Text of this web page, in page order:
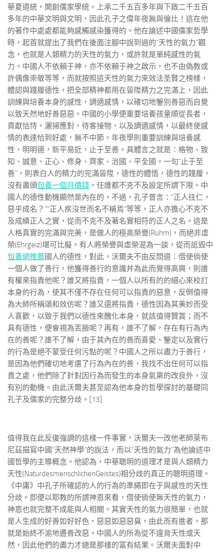
華夏道統，開創儒家學統，上承二千五百多年與下啟二千五百
多年的中華文明與文明，因此孔子之偉年夜無與倫比！這在他
的著作中處處都能夠感觸感染獲得的。他在論述中國儒家哲學
時，起首就提出了我們在後面注腳中說到過的“天性的氣力”觀
念，也就是人類精力的天性的氣力，或許就是單純感性的氣
力。中國人不依賴于神，亦不依賴于神之啟示，也不由偽教或
許偶像崇敬等等，而就按照這天性的氣力來效法圣賢之榜樣，
體認與踐履德性，把全部精神都用在晉陞精力之完滿上，因此
訓練與培養本身的感性，調適感情，以確切地鑒別善惡而自覺
以致天然地好善惡惡。中國的小學便重要培養孩童順從長者，
貢獻怙恃，灑掃應對，待客接物，以及調適感情，以最終使感
情的表達恰到好處，無不中節。年夜學則重要訓練與培養感
性，明明德，新平易近，止于至善。具體言之就是：格物、致
知、誠意、正心、修身、齊家、治國、平全國。一句“止于至
善”，則表白人的精力的完滿晉陞，德性的體悟，德性的踐履，
沒有盡頭包養一個月價錢 ，任誰都不克不及設定所謂下限。中
國人的德性動機顯然是內在的，不過，孔子曾言：“正人往仁，
惡乎成名？”“正人疾沒世而名不稱焉”等等，正人亦擔心不克不
及成績正人之實，從而不克不及著名實相符的正人之名。這是
人格真實的完滿與完美，是做人的極高榮譽(Ruhm)，而絕非虛
榮(Ehrgeiz)堪可比擬。有人將榮譽與虛榮混為一談，從而詆毀中
包養網推薦國人的德性，對此，沃爾夫不由反問道：借使倘使
一個人做了善行，他獲得善行的意識并為此而覺得高興，則誰
有權來指責他呢？誰又將指責，一個人以所有的的細心來校訂
本身的行為，使其不僅不存在任何可以指責的惡意，反倒值得
為大師所稱頌和效仿呢？誰又還將指責，德性因為其美妙而受
人喜歡，以致于我們以德性來醜化本身，就該值得贊賞；而不
具有德性，便會視為丟臉呢？再有，誰不了解，存在有行為內
在的善呢？誰不了解，由于其內在的善而喜愛、鑒定以及實行
的行為是絕不蒙受任何污點的呢？中國人之所以盡力于善行，
是因為他們確切地考慮了行為內在的善，我找不出任何可以指
責之處，他們除了針對因行為而發生的本身氣稟的改良外，沒
有別的動機。由此沃爾夫甚至認為他本身的哲學探討的基礎同
孔子及儒家的完整分歧。[13]
值得我在此反復強調的這樣一件事實，沃爾夫一改他老師萊布
尼茲描寫中國“天然神學”的說法，而以“天性的氣力”為他論述中
國哲學的主導概念。他認為，中華聰明的道理才是與人類精力
天性(NaturdesmenschlichenGeistes)相分歧的真正的聰明道理。
《中庸》中孔子所確認的人的行為的準繩即在于與感性的天性
分歧。即便以耶教的所謂神恩來看，借使倘使無天性的氣力，
神恩也就完整不成能與人相關。其實天性的氣力很簡單，也就
是人生成的好善如好好色，惡惡如惡惡臭，由此而有進者，那
就是始終不渝地遷善改惡。中國人的所為從不違背天性或天
然，因此他們的盡力才總是那樣的富有結果。沃爾夫面對中